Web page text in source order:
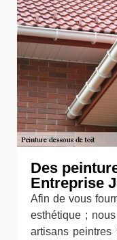
Des
Entreprise
Afin de vous
esthétique ;
artisans